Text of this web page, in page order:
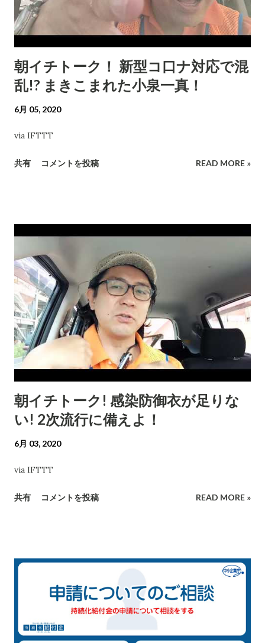
朝イチトーク！ 新型コ口ナ対応で混
乱!? まきこまれた小泉一真！
6月 05, 2020
via IFTTT
共有 コメントを投稿 READ MORE »
朝イチトーク! 感染防御衣が足りな
い! 2次流行に備えよ！
6月 03, 2020
via IFTTT
共有 コメントを投稿 READ MORE »